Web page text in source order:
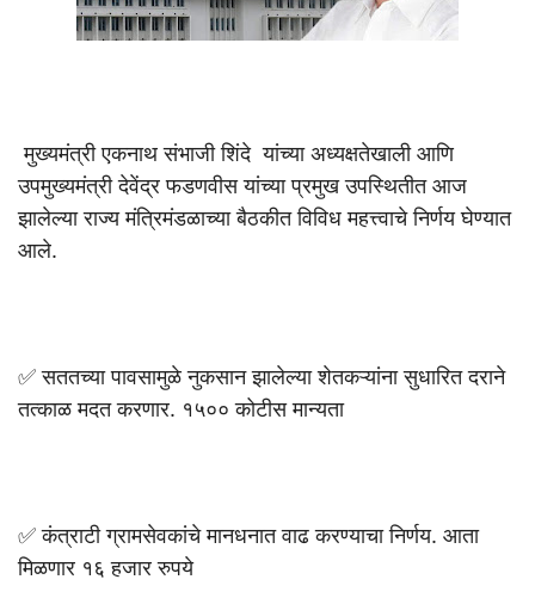
मुख्यमंत्री एकनाथ संभाजी शिंदे यांच्या अध्यक्षतेखाली आणि
उपमुख्यमंत्री देवेंद्र फडणवीस यांच्या प्रमुख उपस्थितीत आज
झालेल्या राज्य मंत्रिमंडळाच्या बैठकीत विविध महत्त्वाचे निर्णय घेण्यात
आले.
✅ सततच्या पावसामुळे नुकसान झालेल्या शेतकऱ्यांना सुधारित दराने
तत्काळ मदत करणार. १५०० कोटीस मान्यता
✅ कंत्राटी ग्रामसेवकांचे मानधनात वाढ करण्याचा निर्णय. आता
मिळणार १६ हजार रुपये